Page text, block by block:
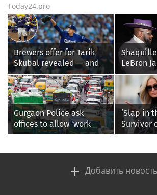
Today24.pro
Brewers offer for Tarik
Skubal revealed — and
it’s better than the
Dodgers
LeBron
legacy,
might
Gurgaon Police ask
offices to allow 'work
from home' as heavy rain
‘Slap in
Survivor
explicit
AOC’s
Добавить новость